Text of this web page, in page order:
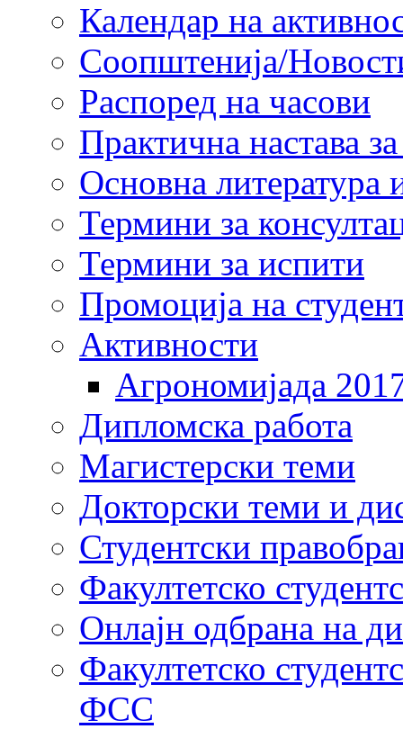
Календар на
Соопштенија/
Распоред на часови
Практична настава
Основна литература
Термини за
Термини за испити
Промоција на
Активности
Агрономијада
Дипломска работа
Магистерски теми
Докторски теми и
Студентски
Факултетско
Онлајн одбрана на
Факултетско
ФСС